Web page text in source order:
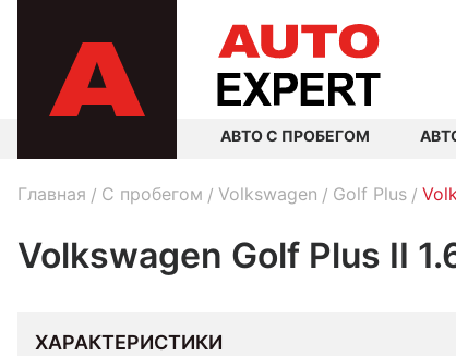
АВТО С ПРОБЕГОМ
Главная C пробегом Volkswagen Golf Plus
Volkswagen Golf Plus II
ХАРАКТЕРИСТИКИ